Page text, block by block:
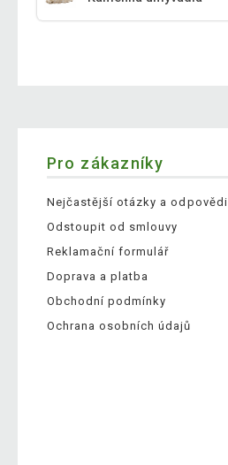
Pro zákazníky
Nejčastější otázky a odpovědi
Odstoupit od smlouvy
Reklamační formulář
Doprava a platba
Obchodní podmínky
Ochrana osobních údajů